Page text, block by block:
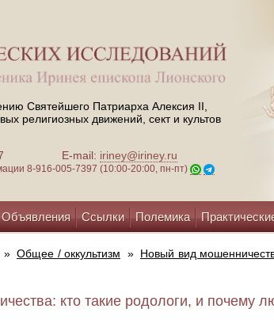
Святейшего Патриарха Алексия II,
религиозных движений, сект и культов
47 E-mail: iriney@iriney.ru
8-916-005-7397 (10:00-20:00, пн-пт)
Объявления Ссылки Полемика
» Общее / оккультизм » Новый вид
кто такие родологи, и почему